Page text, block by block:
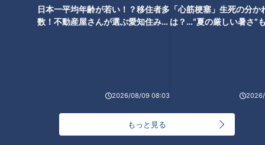
日本一平均年齢が若い！？移住者多
数！不動産屋さんが選ぶ愛知住みた
2026/08/09 08:03
「心筋梗塞」生死の分か
は？…“夏の厳しい暑さ”
もっと見る